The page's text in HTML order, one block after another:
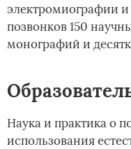
электромиографии
позвонков 150
монографий и
Наука и практика о
использования